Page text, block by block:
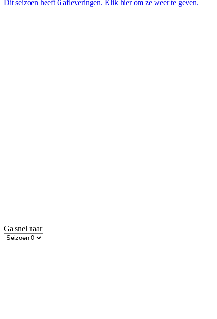
Dit seizoen heeft 6 afleveringen. Klik hier om ze weer te geven.
Ga snel naar